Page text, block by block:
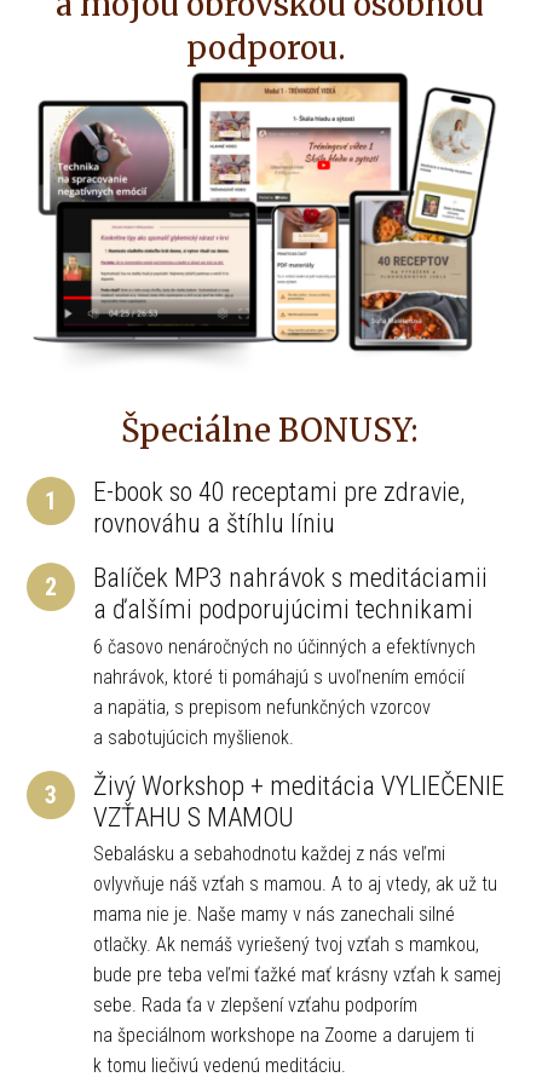
podporou.
Špeciálne BONUSY:
1
E-book so 40 receptami pre zdravie,
rovnováhu a štíhlu líniu
2
Balíček MP3 nahrávok s meditáciamii
a ďalšími podporujúcimi technikami
6 časovo nenáročných no účinných a efektívnych
nahrávok, ktoré ti pomáhajú s uvoľnením emócií
a napätia, s prepisom nefunkčných vzorcov
a sabotujúcich myšlienok.
3
Živý Workshop + meditácia VYLIEČENIE
VZŤAHU S MAMOU
Sebalásku a sebahodnotu každej z nás veľmi
ovlyvňuje náš vzťah s mamou. A to aj vtedy, ak už tu
mama nie je. Naše mamy v nás zanechali silné
otlačky. Ak nemáš vyriešený tvoj vzťah s mamkou,
bude pre teba veľmi ťažké mať krásny vzťah k samej
sebe. Rada ťa v zlepšení vzťahu podporím
na špeciálnom workshope na Zoome a darujem ti
k tomu liečivú vedenú meditáciu.